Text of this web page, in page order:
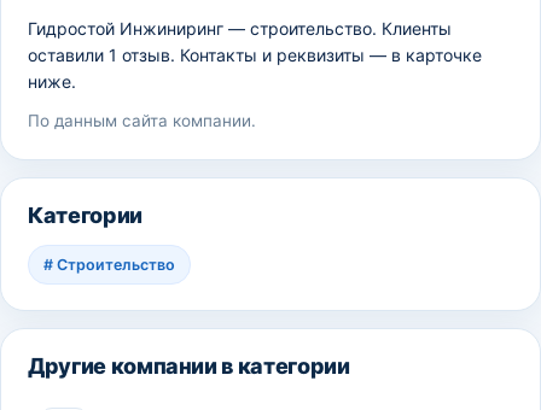
Гидростой Инжиниринг — строительство. Клиенты
оставили 1 отзыв. Контакты и реквизиты — в карточке
ниже.
По данным сайта компании.
Категории
# Строительство
Другие компании в категории